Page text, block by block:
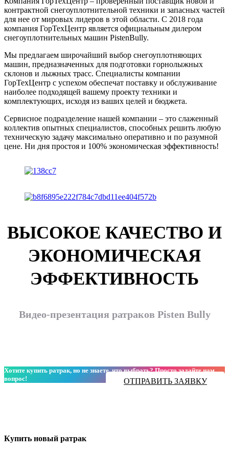
контрактной снегоуплотнительной техники и запасных частей
для нее от мировых лидеров в этой области. С 2018 года
компания ГорТехЦентр является официальным дилером
снегоуплотнительных машин PistenBully.
Мы предлагаем широчайший выбор снегоуплотняющих
машин, предназначенных для подготовки горнолыжных
склонов и лыжных трасс. Специалисты компании
ГорТехЦентр с успехом обеспечат поставку и обслуживание
наиболее подходящей вашему проекту техники и
комплектующих, исходя из ваших целей и бюджета.
Сервисное подразделение нашей компании – это слаженный
коллектив опытных специалистов, способных решить любую
техническую задачу максимально оперативно и по разумной
цене. Ни дня простоя и 100% экономическая эффективность!
ВЫСОКОЕ КАЧЕСТВО И
ЭКОНОМИЧЕСКАЯ
ЭФФЕКТИВНОСТЬ
Видео-презентация ратраков Pisten Bully
Хотите купить ратрак, но не знаете, что выбрать? Просто задайте нам
вопрос!
ОТПРАВИТЬ ЗАЯВКУ
Купить новый ратрак